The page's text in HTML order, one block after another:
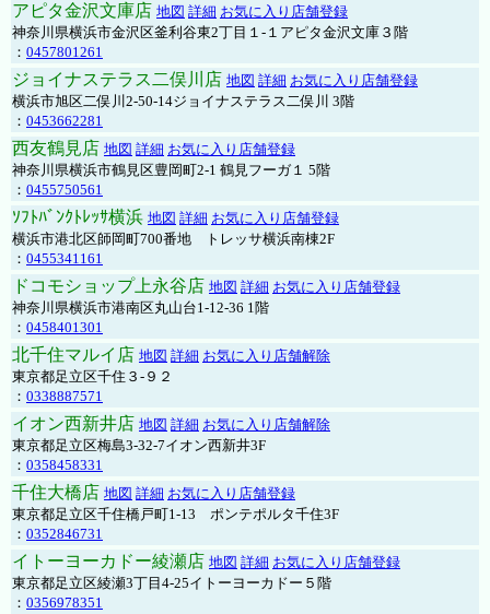
アピタ金沢文庫店 地図 詳細 お気に入り店舗登録
神奈川県横浜市金沢区釜利谷東2丁目１-１アピタ金沢文庫３階
： 0457801261
ジョイナステラス二俣川店 地図 詳細 お気に入り店舗登録
横浜市旭区二俣川2-50-14ジョイナステラス二俣川 3階
： 0453662281
西友鶴見店 地図 詳細 お気に入り店舗登録
神奈川県横浜市鶴見区豊岡町2-1 鶴見フーガ１ 5階
： 0455750561
ｿﾌﾄﾊﾞﾝｸﾄﾚｯｻ横浜 地図 詳細 お気に入り店舗登録
横浜市港北区師岡町700番地 トレッサ横浜南棟2F
： 0455341161
ドコモショップ上永谷店 地図 詳細 お気に入り店舗登録
神奈川県横浜市港南区丸山台1-12-36 1階
： 0458401301
北千住マルイ店 地図 詳細 お気に入り店舗解除
東京都足立区千住３-９２
： 0338887571
イオン西新井店 地図 詳細 お気に入り店舗解除
東京都足立区梅島3-32-7イオン西新井3F
： 0358458331
千住大橋店 地図 詳細 お気に入り店舗登録
東京都足立区千住橋戸町1-13 ポンテポルタ千住3F
： 0352846731
イトーヨーカドー綾瀬店 地図 詳細 お気に入り店舗登録
東京都足立区綾瀬3丁目4-25イトーヨーカドー５階
： 0356978351